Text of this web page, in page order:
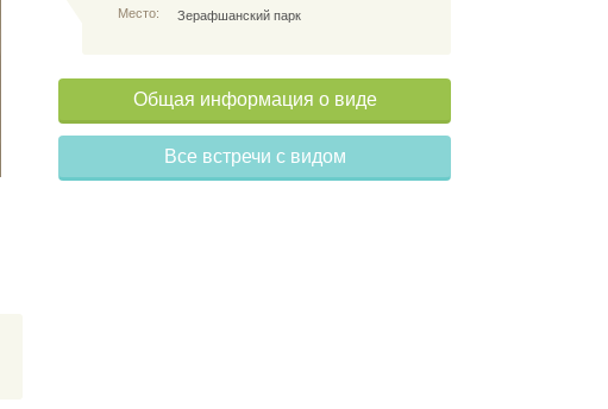
Место:
Зерафшанский парк
Общая информация о виде
Все встречи с видом